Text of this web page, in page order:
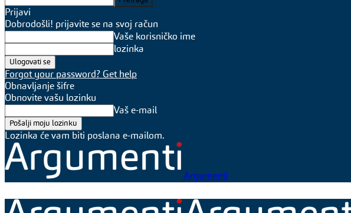
Prijavi
Dobrodošli! prijavite se na svoj račun
Vaše korisničko ime
lozinka
Forgot your password? Get help
Obnavljanje šifre
Obnovite vašu lozinku
Vaš e-mail
Lozinka će vam biti poslana e-mailom.
Argumenti